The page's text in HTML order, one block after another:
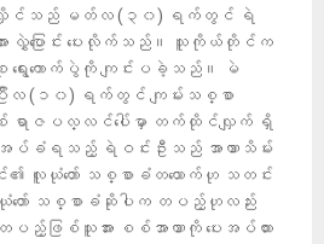
ောင်လှိုင်သည် မတ်လ (၃၀) ရက်တွင် ရဲ
း လွှဲပြောင်း ပေးလိုက်သည်။ သူကိုယ်တိုင်က
းကောက်ပွဲကို ကျင်းပခဲ့သည်။ မဲ
(၁၀) ရက်တွင် ကျမ်းသစ္စာ
ရာဇပလ္လင်ပေါ်မှာ တက်ထိုင်လျှက် ရှိ
ပ်ခံရသည့် ရဲဝင်းဦးသည် အာဏာသိမ်း
လူယုံတော် သစ္စာခံတယောက်ဟု သတင်း
ယုံတော် သစ္စာခံဆိုပါက တပည့်ဟုလည်း
ည့်ဖြစ်သူအား စစ်အာဏာကို ပေးအပ်ထား